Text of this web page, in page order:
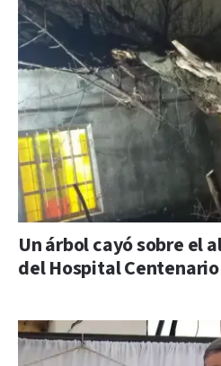
Un árbol cayó sobre el
del Hospital Centenario